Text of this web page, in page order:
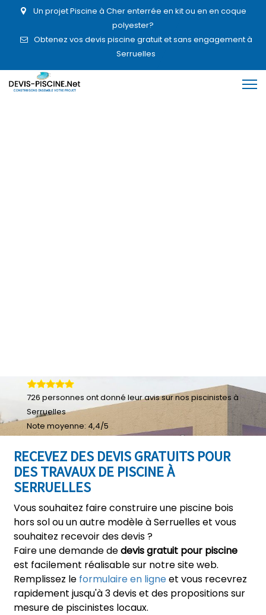
Un projet Piscine à Cher enterrée en kit ou en en coque
polyester?
Obtenez vos devis piscine gratuit et sans engagement à
Serruelles
RECEVEZ DES DEVIS GRATUITS POUR
DES TRAVAUX DE PISCINE À
SERRUELLES
Vous souhaitez faire construire une piscine bois
hors sol ou un autre modèle à Serruelles et vous
souhaitez recevoir des devis ?
Faire une demande dedevis gratuit pour piscine
est facilement réalisable sur notre site web.
Remplissez le formulaire en ligneet vous recevrez
rapidement jusqu'à 3 devis et des propositions sur
mesure de piscinistes locaux.
726 personnes ont donné leuravis sur nos piscinistes à
Serruelles
Note moyenne: 4,4/5